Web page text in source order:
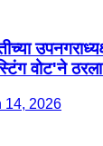
वोट'ने
14, 2026